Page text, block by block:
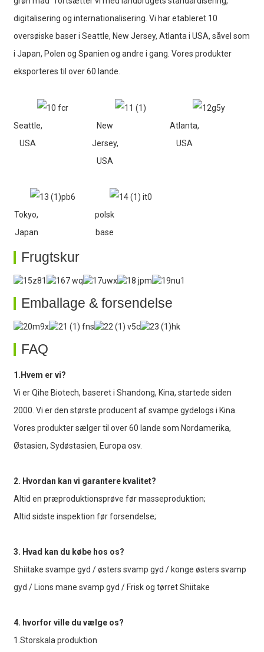
digitalisering og internationalisering. Vi har etableret 10
oversøiske baser i Seattle, New Jersey, Atlanta i USA, såvel som
i Japan, Polen og Spanien og andre i gang. Vores produkter
eksporteres til over 60 lande.
Seattle,
USA
New
Jersey,
USA
Atlanta,
USA
Tokyo,
Japan
polsk
base
Frugtskur
Emballage & forsendelse
FAQ
1.Hvem er vi?
Vi er Qihe Biotech, baseret i Shandong, Kina, startede siden
2000. Vi er den største producent af svampe gydelogs i Kina.
Vores produkter sælger til over 60 lande som Nordamerika,
Østasien, Sydøstasien, Europa osv.
2. Hvordan kan vi garantere kvalitet?
Altid en præproduktionsprøve før masseproduktion;
Altid sidste inspektion før forsendelse;
3. Hvad kan du købe hos os?
Shiitake svampe gyd / østers svamp gyd / konge østers svamp
gyd / Lions mane svamp gyd / Frisk og tørret Shiitake
4. hvorfor ville du vælge os?
1.Storskala produktion